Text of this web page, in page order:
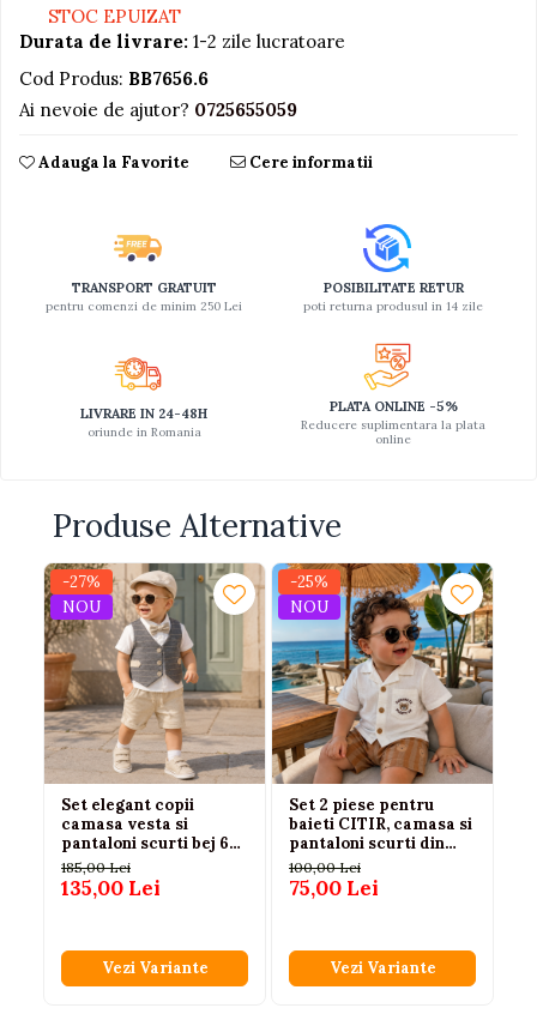
Motociclete
Muzica si instrumente
Pistoale
Plastilina
Proiectoare
Set Avioane si submarine
Seturi de rufe
Trenuri cu sine
Vehicule de constructii
STOC EPUIZAT
Durata de livrare: 1-2 zile lucratoare
Cod Produs: BB7656.6
Ai nevoie de ajutor? 0725655059
Adauga la Favorite Cere informatii
TRANSPORT GRATUIT
pentru comenzi de minim 250 Lei
POSIBILITATE RETUR
poti returna produsul in 14 zile
LIVRARE IN 24-48H
oriunde in Romania
PLATA ONLINE -5%
Reducere suplimentara la plata
online
Produse Alternative
-27%
NOU
Set elegant copii
camasa vesta si
pantaloni scurti bej 6-
24 luni Concept
185,00 Lei
135,00 Lei
Vezi Variante
-25%
NOU
Set 2 piese pentru
baieti CITIR, camasa si
pantaloni scurti din
bumbac
100,00 Lei
75,00 Lei
Vezi Variante